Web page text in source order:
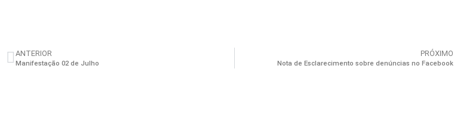
ANTERIOR
Manifestação 02 de Julho
PRÓXIMO
Nota de Esclarecimento sobre denúncias no Facebook